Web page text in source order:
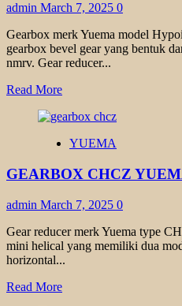
admin March 7, 2025 0
Gearbox merk Yuema model
gearbox bevel gear yang bentuk
nmrv. Gear reducer...
Read MoreRead
about
HYPOID
YUEMA
GEARBOX CHCZ
admin March 7, 2025 0
Gear reducer merk Yuema type
mini helical yang memiliki dua
horizontal...
Read MoreRead